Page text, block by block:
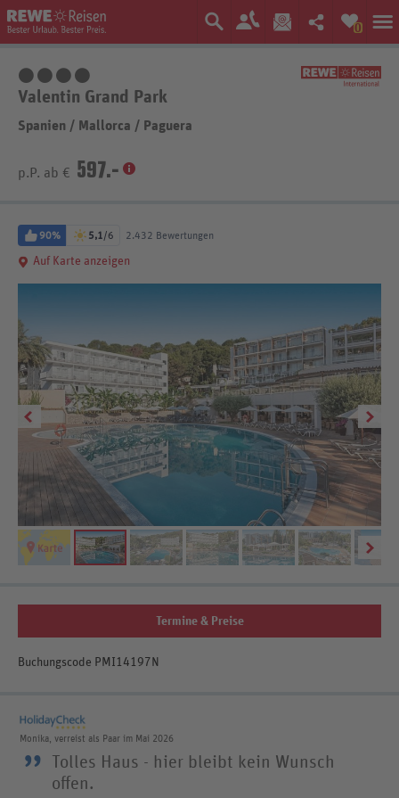
0
Valentin Grand Park
Spanien / Mallorca / Paguera
p.P. ab € 597.-
90% 5,1/6 2.432 Bewertungen
Auf Karte anzeigen
Termine & Preise
Buchungscode PMI14197N
Monika, verreist als Paar im Mai 2026
”
Tolles Haus - hier bleibt kein Wunsch
offen.